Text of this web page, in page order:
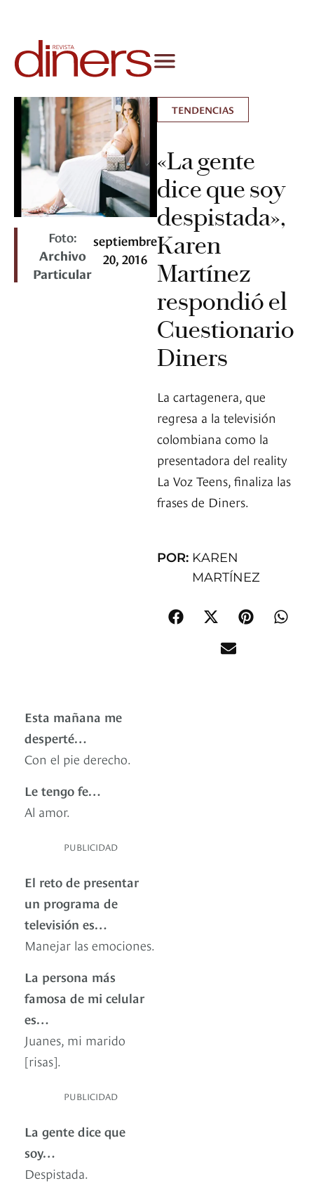
Foto:
Archivo
Particular
septiembre
20, 2016
TENDENCIAS
«La gente
dice que soy
despistada»,
Karen
Martínez
respondió el
Cuestionario
Diners
La cartagenera, que
regresa a la televisión
colombiana como la
presentadora del reality
La Voz Teens, finaliza las
frases de Diners.
POR: KAREN
MARTÍNEZ
Esta mañana me
desperté…
Con el pie derecho.
Le tengo fe…
Al amor.
PUBLICIDAD
El reto de presentar
un programa de
televisión es…
Manejar las emociones.
La persona más
famosa de mi celular
es…
Juanes, mi marido
[risas].
PUBLICIDAD
La gente dice que
soy…
Despistada.